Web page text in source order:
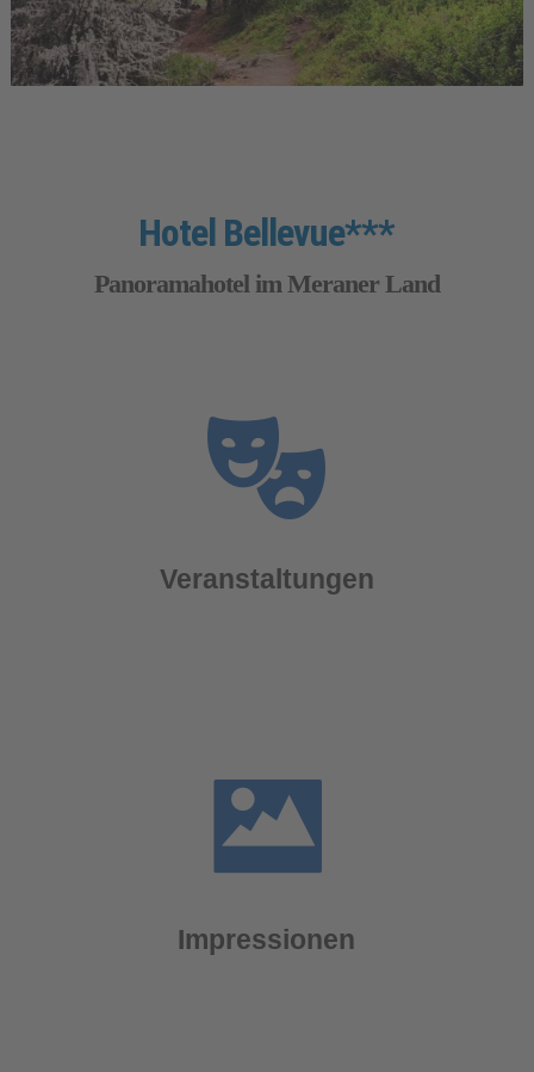
Hotel Bellevue***
Panoramahotel im Meraner Land
Veranstaltungen
Impressionen